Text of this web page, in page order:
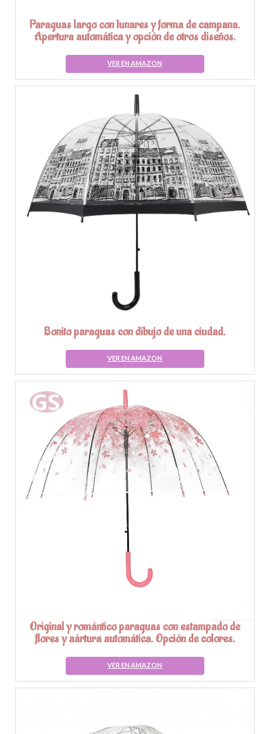
Paraguas largo con lunares y forma de campana.
Apertura automática y opción de otros diseños.
VER EN AMAZON
Bonito paraguas con dibujo de una ciudad.
VER EN AMAZON
Original y romántico paraguas con estampado de
flores y aàrtura automática. Opción de colores.
VER EN AMAZON